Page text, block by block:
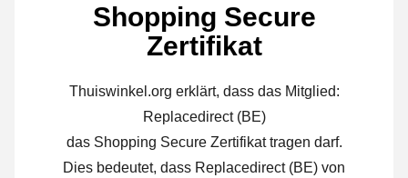
Shopping Secure
Zertifikat
Thuiswinkel.org erklärt, dass das Mitglied:
Replacedirect (BE)
das Shopping Secure Zertifikat tragen darf.
Dies bedeutet, dass Replacedirect (BE) von